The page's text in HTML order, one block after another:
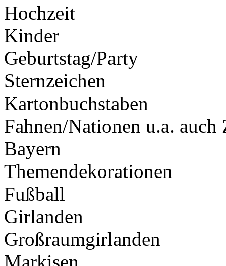
Hochzeit
Kinder
Geburtstag/Party
Sternzeichen
Kartonbuchstaben
Fahnen/Nationen u.a. auch
Bayern
Themendekorationen
Fußball
Girlanden
Großraumgirlanden